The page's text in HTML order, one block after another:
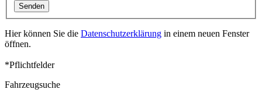
Hier können Sie die Datenschutzerklärung in einem neuen Fenster
öffnen.
*Pflichtfelder
Fahrzeugsuche